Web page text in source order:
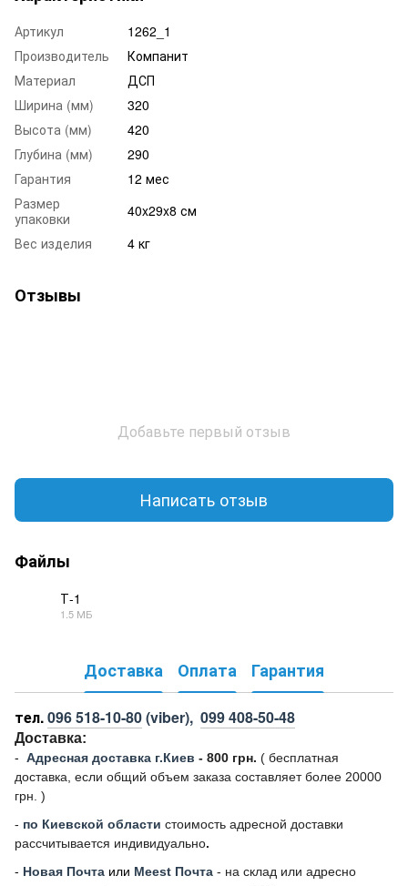
Артикул
1262_1
Производитель
Компанит
Материал
ДСП
Ширина (мм)
320
Высота (мм)
420
Глубина (мм)
290
Гарантия
12 мес
Размер
упаковки
40x29x8 см
Вес изделия
4 кг
Отзывы
Добавьте первый отзыв
Написать отзыв
Файлы
Т-1
1.5 МБ
Доставка Оплата Гарантия
тел.096 518-10-80(viber), 099 408-50-48
Доставка:
- Адресная доставка г.Киев - 800 грн. ( бесплатная
доставка, если общий объем заказа составляет более 20000
грн. )
- по Киевской области стоимость адресной доставки
рассчитывается индивидуально.
- Новая Почта или Meest Почта - на склад или адресно